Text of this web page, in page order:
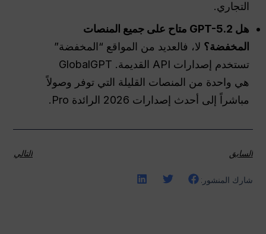
التجاري.
هل GPT-5.2 متاح على جميع المنصات
المخفضة؟ لا، فالعديد من المواقع “المخفضة”
تستخدم إصدارات API القديمة. GlobalGPT
هي واحدة من المنصات القليلة التي توفر وصولاً
مباشراً إلى أحدث إصدارات 2026 الرائدة Pro.
السابق التالي
شارك المنشور: